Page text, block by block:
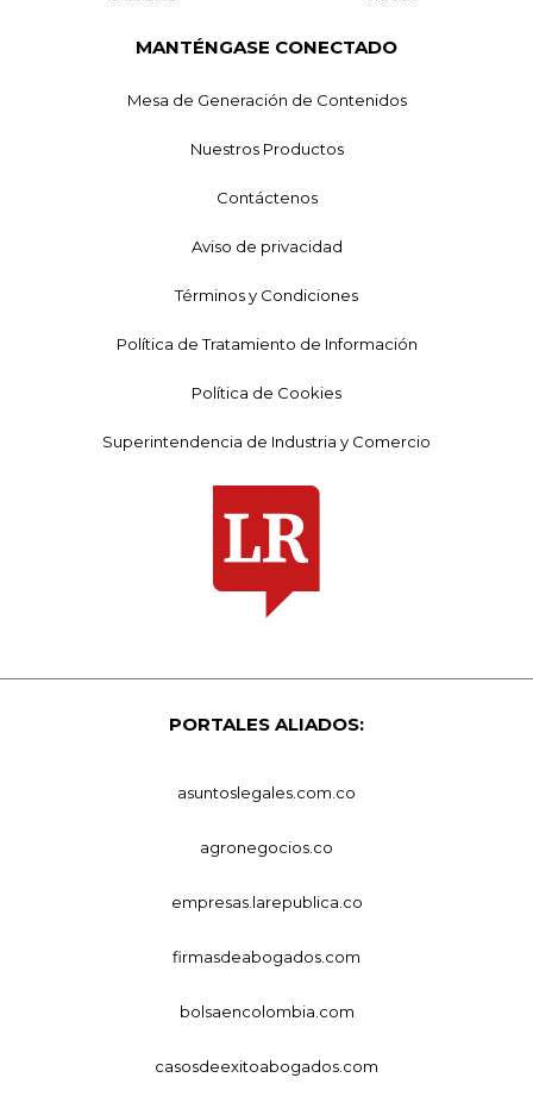
MANTÉNGASE CONECTADO
Mesa de Generación de Contenidos
Nuestros Productos
Contáctenos
Aviso de privacidad
Términos y Condiciones
Política de Tratamiento de Información
Política de Cookies
Superintendencia de Industria y Comercio
PORTALES ALIADOS:
asuntoslegales.com.co
agronegocios.co
empresas.larepublica.co
firmasdeabogados.com
bolsaencolombia.com
casosdeexitoabogados.com